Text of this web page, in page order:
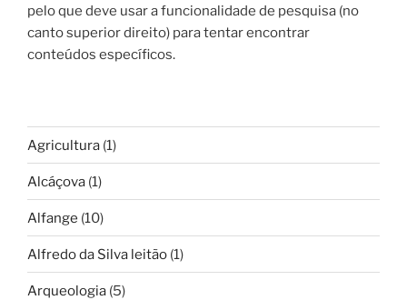
pelo que deve usar a funcionalidade de pesquisa (no
canto superior direito) para tentar encontrar
conteúdos específicos.
Agricultura (1)
Alcáçova (1)
Alfange (10)
Alfredo da Silva leitão (1)
Arqueologia (5)